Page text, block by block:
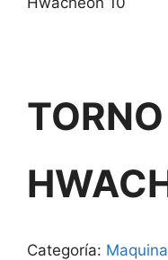
TORNO
Categoría: